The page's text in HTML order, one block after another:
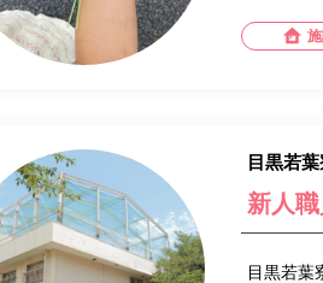
目黒若
新人
目黒若葉